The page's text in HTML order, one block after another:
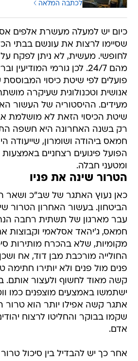
לכתבה המלאה
כיום יש למעלה מעשרת אלפים
שסיימו לרצות את עונשם בבתי
לחופשי. מעשית, לא ניתן לפקח
מהם 24/7. לכן גורמי
פועלים לפי שיטת כיסוי המבוססת
אנושית וטכנולוגית שעיקרה
מעידים. ההיסטוריה של העשור
שיטת הכיסוי הזאת לא מושלמת
רק בשנה האחרונה היא חשפה
חמאס ביהודה ושומרון, שייעודה
הפועל פיגועים רצחניים באמצעות
ומטעני חבלה.
הטרור שינה את פניו
כאן נעוץ האתגר של שב"כ ושאר
הביטחון. בעשור האחרון הטרור
עבר מארגון של תשתית רחבה
חמאס, ג'יהאד אסלאמי וקבוצות
מקומיות, שלא בהכרח מותירות
החולייה מורכבת מבן דוד, אח
פנים מול פנים ולא יותירו חתימה
קשה מאוד לחשוף ולעצור אותם.
ישתמשו באמצעים מוצפנים כמו
אתגר קשה אפילו יותר הוא טרור
שקמו בבוקר והחליטו לרצוח
אדם.
אחר כך יש להבדיל בין סיכול